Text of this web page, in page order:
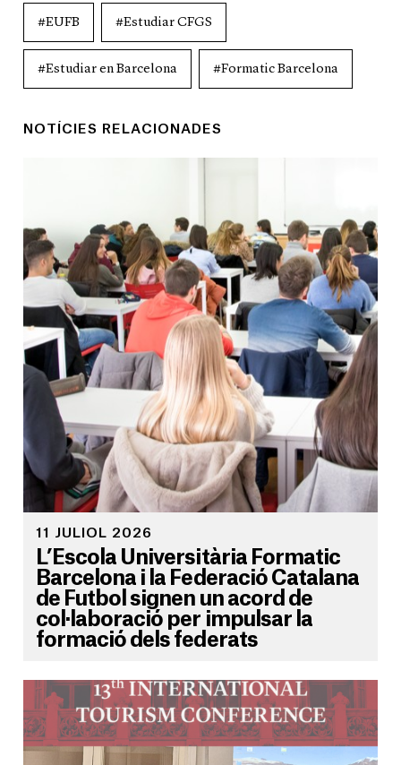
#EUFB #Estudiar CFGS
#Estudiar en Barcelona #Formatic Barcelona
NOTÍCIES RELACIONADES
11 JULIOL 2026
L’Escola Universitària Formatic
Barcelona i la Federació Catalana
de Futbol signen un acord de
col·laboració per impulsar la
formació dels federats